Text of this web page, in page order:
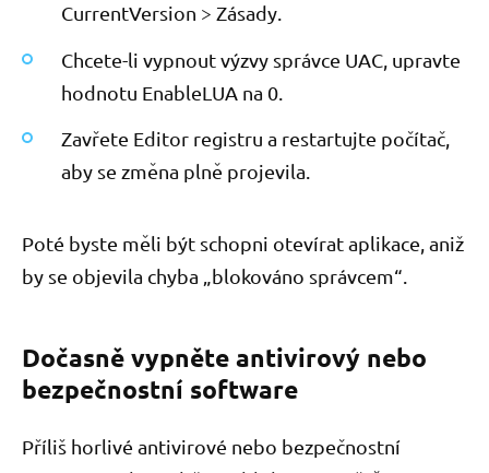
CurrentVersion > Zásady.
Chcete-li vypnout výzvy správce UAC, upravte
hodnotu EnableLUA na 0.
Zavřete Editor registru a restartujte počítač,
aby se změna plně projevila.
Poté byste měli být schopni otevírat aplikace, aniž
by se objevila chyba „blokováno správcem“.
Dočasně vypněte antivirový nebo
bezpečnostní software
Příliš horlivé antivirové nebo bezpečnostní